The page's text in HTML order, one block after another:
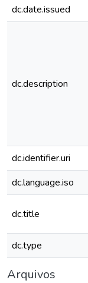
dc.date.issued
dc.description
dc.identifier.uri
dc.language.iso
dc.title
dc.type
Arquivos